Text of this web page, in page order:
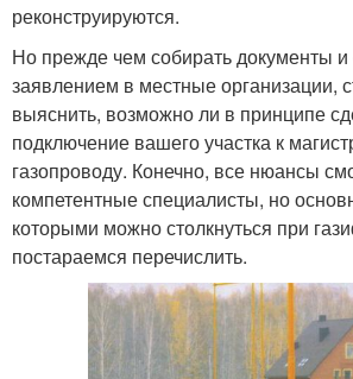
реконструируются.
Но прежде чем собирать документы
заявлением в местные организации,
выяснить, возможно ли в принципе
подключение вашего участка к
газопроводу. Конечно, все нюансы
компетентные специалисты, но
которыми можно столкнуться при
постараемся перечислить.